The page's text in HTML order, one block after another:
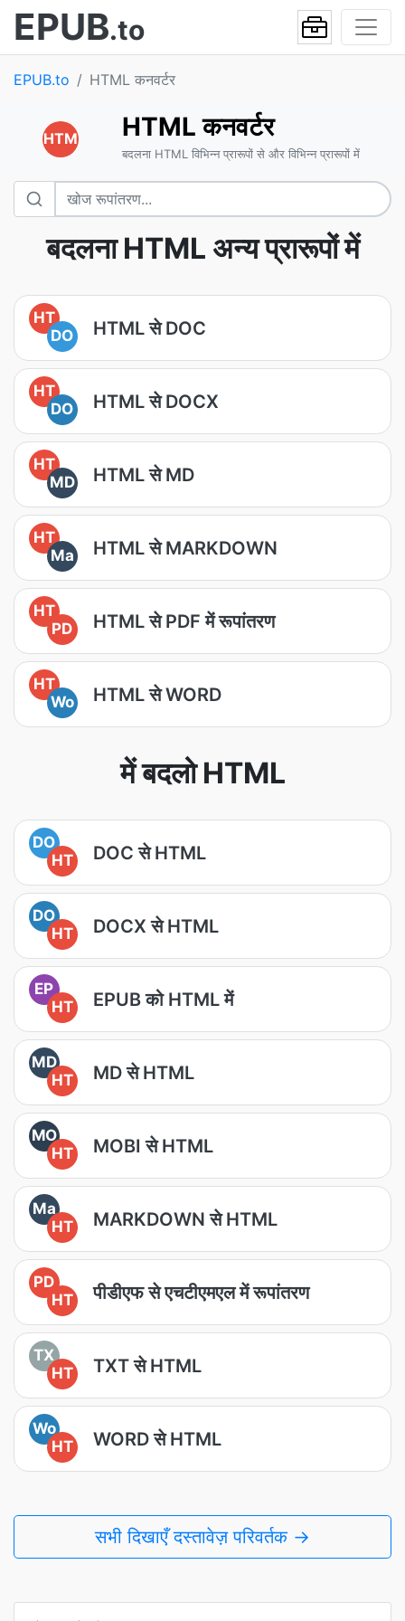
EPUB.to
EPUB.to HTML कनवर्टर
HTM HTML कनवर्टर
बदलना HTML विभिन्न प्रारूपों से और विभिन्न प्रारूपों में
बदलना HTML अन्य प्रारूपों में
HT
DO
HTML से DOC
HT
DO
HTML से DOCX
HT
MD
HTML से MD
HT
Ma
HTML से MARKDOWN
HT
PD
HTML से PDF में रूपांतरण
HT
Wo
HTML से WORD
में बदलो HTML
DO
HT
DOC से HTML
DO
HT
DOCX से HTML
EP
HT
EPUB को HTML में
MD
HT
MD से HTML
MO
HT
MOBI से HTML
Ma
HT
MARKDOWN से HTML
PD
HT
पीडीएफ से एचटीएमएल में रूपांतरण
TX
HT
TXT से HTML
Wo
HT
WORD से HTML
सभी दिखाएँ दस्तावेज़ परिवर्तक →